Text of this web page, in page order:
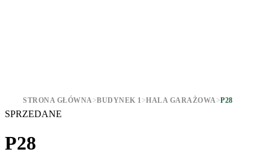
STRONA GŁÓWNA>BUDYNEK 1 >HALA GARAŻOWA>P28
SPRZEDANE
P28